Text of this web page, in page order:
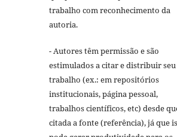
trabalho com reconhecimento da
autoria.
- Autores têm permissão e são
estimulados a citar e distribuir seu
trabalho (ex.: em repositórios
institucionais, página pessoal,
trabalhos científicos, etc) desde
citada a fonte (referência), já que